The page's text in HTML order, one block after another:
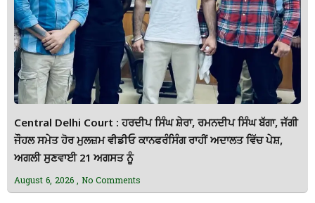
Central Delhi Court : ਹਰਦੀਪ ਸਿੰਘ ਸ਼ੇਰਾ, ਰਮਨਦੀਪ ਸਿੰਘ ਬੱਗਾ, ਜੱਗੀ
ਜੌਹਲ ਸਮੇਤ ਹੋਰ ਮੁਲਜ਼ਮ ਵੀਡੀਓ ਕਾਨਫਰੰਸਿੰਗ ਰਾਹੀਂ ਅਦਾਲਤ ਵਿੱਚ ਪੇਸ਼,
ਅਗਲੀ ਸੁਣਵਾਈ 21 ਅਗਸਤ ਨੂੰ
August 6, 2026 No Comments